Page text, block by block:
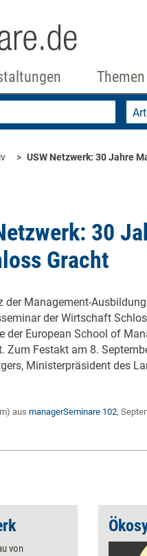
Themen
USW Netzwerk: 30 Jahre
30
Gracht
der Management-
der Wirtschaft
der European School of
Zum Festakt am 8.
Ministerpräsident des
aus managerSeminare 102,
von